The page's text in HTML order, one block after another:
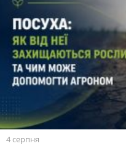
4 серпня